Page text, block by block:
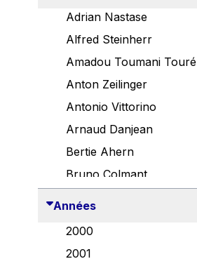
Adrian Nastase
Alfred Steinherr
Amadou Toumani Touré
Anton Zeilinger
Antonio Vittorino
Arnaud Danjean
Bertie Ahern
Bruno Colmant
Années
2000
2001